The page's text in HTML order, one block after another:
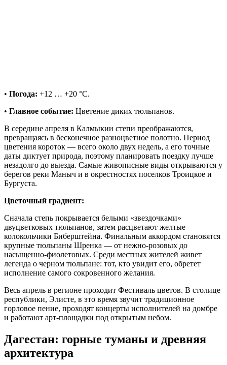
• Погода: +12 … +20 °C.
• Главное событие: Цветение диких тюльпанов.
В середине апреля в Калмыкии степи преображаются,
превращаясь в бесконечное разноцветное полотно. Период
цветения короток — всего около двух недель, а его точные
даты диктует природа, поэтому планировать поездку лучше
незадолго до выезда. Самые живописные виды открываются у
берегов реки Маныч и в окрестностях поселков Троицкое и
Бургуста.
Цветочный градиент:
Сначала степь покрывается белыми «звездочками»
двуцветковых тюльпанов, затем расцветают желтые
колокольчики Биберштейна. Финальным аккордом становятся
крупные тюльпаны Шренка — от нежно-розовых до
насыщенно-фиолетовых. Среди местных жителей живет
легенда о черном тюльпане: тот, кто увидит его, обретет
исполнение самого сокровенного желания.
Весь апрель в регионе проходит Фестиваль цветов. В столице
республики, Элисте, в это время звучит традиционное
горловое пение, проходят концерты исполнителей на домбре
и работают арт-площадки под открытым небом.
Дагестан: горные туманы и древняя
архитектура